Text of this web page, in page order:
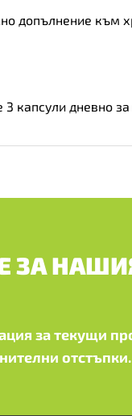
допълнение към
капсули дневно
ЗА
за текущи
отстъпки.